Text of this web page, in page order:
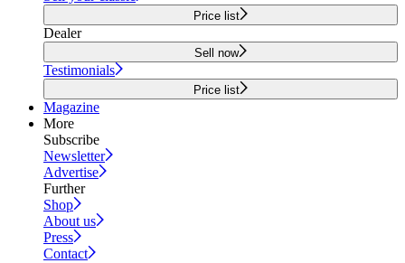
Price list
Dealer
Sell now
Testimonials
Price list
Magazine
More
Subscribe
Newsletter
Advertise
Further
Shop
About us
Press
Contact